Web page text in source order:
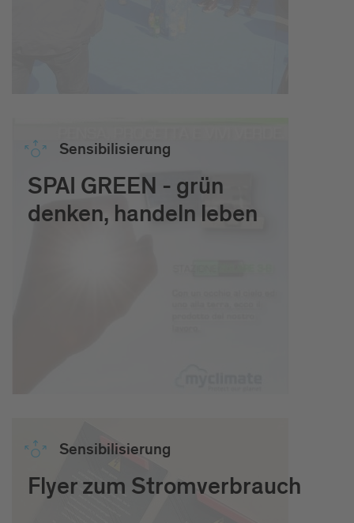
Sen­si­bi­li­sie­rung
SPAI GREEN - grün
denken, handeln leben
Sen­si­bi­li­sie­rung
Flyer zum Stromverbrauch